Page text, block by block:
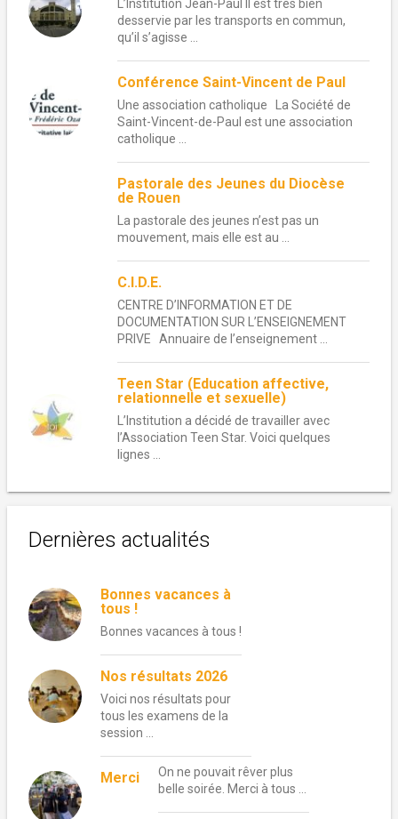
L’Institution Jean-Paul II est très bien
desservie par les transports en commun,
qu’il s’agisse ...
Conférence Saint-Vincent de Paul
Une association catholique La Société de
Saint-Vincent-de-Paul est une association
catholique ...
Pastorale des Jeunes du Diocèse
de Rouen
La pastorale des jeunes n’est pas un
mouvement, mais elle est au ...
C.I.D.E.
CENTRE D’INFORMATION ET DE
DOCUMENTATION SUR L’ENSEIGNEMENT
PRIVE Annuaire de l’enseignement ...
Teen Star (Education affective,
relationnelle et sexuelle)
L’Institution a décidé de travailler avec
l’Association Teen Star. Voici quelques
lignes ...
Dernières actualités
Bonnes vacances à
tous !
Bonnes vacances à tous !
Nos résultats 2026
Voici nos résultats pour
tous les examens de la
session …
Merci
On ne pouvait rêver plus
belle soirée. Merci à tous …